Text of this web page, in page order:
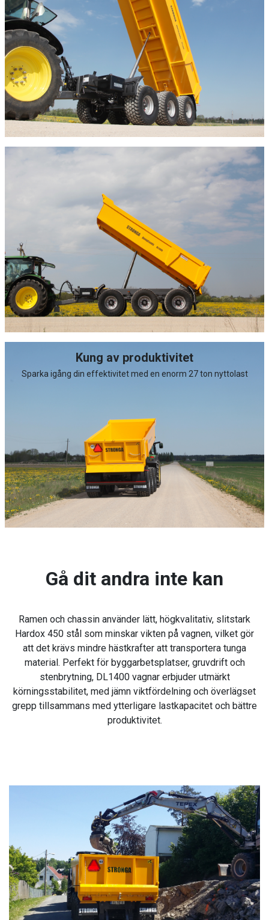
Kung av produktivitet
Sparka igång din effektivitet med en enorm 27 ton nyttolast
Gå dit andra inte kan
Ramen och chassin använder lätt, högkvalitativ, slitstark
Hardox 450 stål som minskar vikten på vagnen, vilket gör
att det krävs mindre hästkrafter att transportera tunga
material. Perfekt för byggarbetsplatser, gruvdrift och
stenbrytning, DL1400 vagnar erbjuder utmärkt
körningsstabilitet, med jämn viktfördelning och överlägset
grepp tillsammans med ytterligare lastkapacitet och bättre
produktivitet.